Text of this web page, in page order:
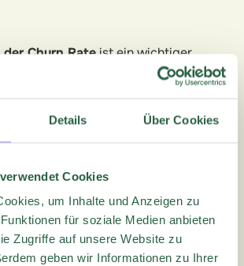
Details Über Cookies
Cookies
um Inhalte und Anzeigen zu
für soziale Medien anbieten
Zugriffe auf unsere Website zu
geben wir Informationen zu Ihrer
Churn Rateist ein wichtiger
zu einem erfolgreicheren
sich ein Kunde für eine Kündigung
eignen sich
zu erhalten, müssen Sie
zeigen und den richtigen Ton of
der Abwanderungsumfrage muss